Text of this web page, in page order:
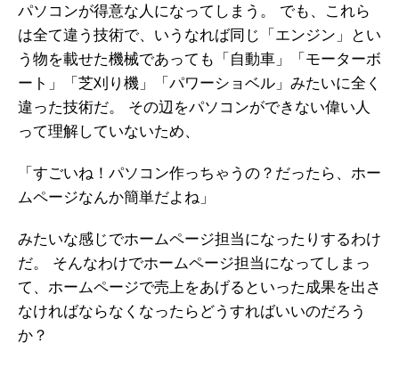
パソコンが得意な人になってしまう。 でも、これら
は全て違う技術で、いうなれば同じ「エンジン」とい
う物を載せた機械であっても「自動車」「モーターボ
ート」「芝刈り機」「パワーショベル」みたいに全く
違った技術だ。 その辺をパソコンができない偉い人
って理解していないため、
「すごいね！パソコン作っちゃうの？だったら、ホー
ムページなんか簡単だよね」
みたいな感じでホームページ担当になったりするわけ
だ。 そんなわけでホームページ担当になってしまっ
て、ホームページで売上をあげるといった成果を出さ
なければならなくなったらどうすればいいのだろう
か？